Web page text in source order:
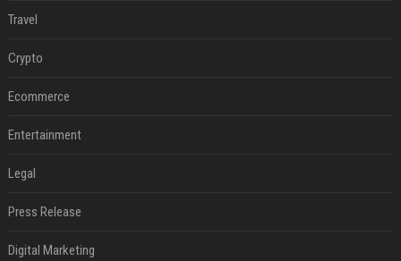
Travel
Crypto
Ecommerce
Entertainment
Legal
Press Release
Digital Marketing